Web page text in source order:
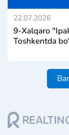
22.07.2026
9-Xalqaro
Toshkentda